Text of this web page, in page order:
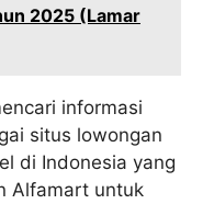
2025 (Lamar
informasi
situs lowongan
di Indonesia yang
Alfamart untuk